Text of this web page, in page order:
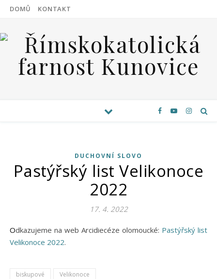
DOMŮ KONTAKT
DUCHOVNÍ SLOVO
Pastýřský list Velikonoce
2022
17. 4. 2022
Odkazujeme na web Arcidiecéze olomoucké: Pastýřský list
Velikonoce 2022.
biskupové Velikonoce